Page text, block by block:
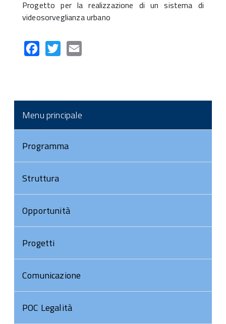
Progetto per la realizzazione di un sistema di
videosorveglianza urbano
FacebookTwitter
Menu principale
Programma
Struttura
Opportunità
Progetti
Comunicazione
POC Legalità